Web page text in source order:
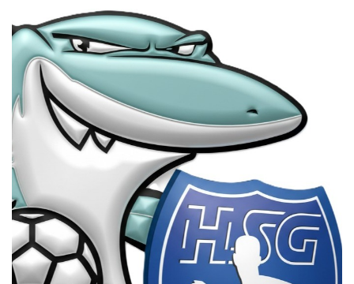
UNSERE SPORTHALLEN
Training & Termine
DIENSTE (SR/KG/VK)
Die SpecialHaie
Trainer
ALLE SPIELE
HAIE TV
NEWSLETTER